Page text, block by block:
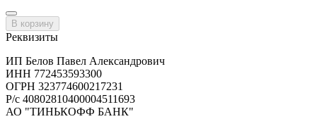
В корзину
Реквизиты
ИП Белов Павел Александрович
ИНН 772453593300
ОГРН 323774600217231
Р/с 40802810400004511693
АО "ТИНЬКОФФ БАНК"